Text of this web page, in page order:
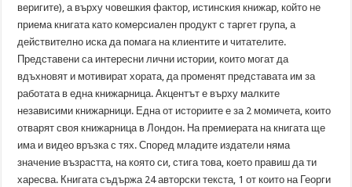
веригите), а върху човешкия фактор, истинския книжар, който не
приема книгата като комерсиален продукт с таргет група, а
действително иска да помага на клиентите и читателите.
Представени са интересни лични истории, които могат да
вдъхновят и мотивират хората, да променят представата им за
работата в една книжарница. Акцентът е върху малките
независими книжарници. Една от историите е за 2 момичета, които
отварят своя книжарница в Лондон. На премиерата на книгата ще
има и видео връзка с тях. Според младите издатели няма
значение възрастта, на която си, стига това, което правиш да ти
харесва. Книгата съдържа 24 авторски текста, 1 от които на Георги